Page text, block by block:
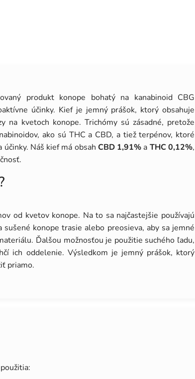
produkt konope bohatý na kanabinoid CBG
účinky. Kief je jemný prášok, ktorý obsahuje
na kvetoch konope. Trichómy sú zásadné, pretože
ako sú THC a CBD, a tiež terpénov, ktoré
Náš kief má obsah CBD 1,91% a THC 0,12%,
od kvetov konope. Na to sa najčastejšie používajú
konope trasie alebo preosieva, aby sa jemné
Ďalšou možnosťou je použitie suchého ľadu,
ich oddelenie. Výsledkom je jemný prášok, ktorý
priamo.